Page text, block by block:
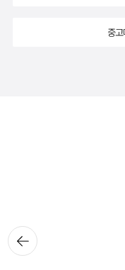
뒤로가
기
중